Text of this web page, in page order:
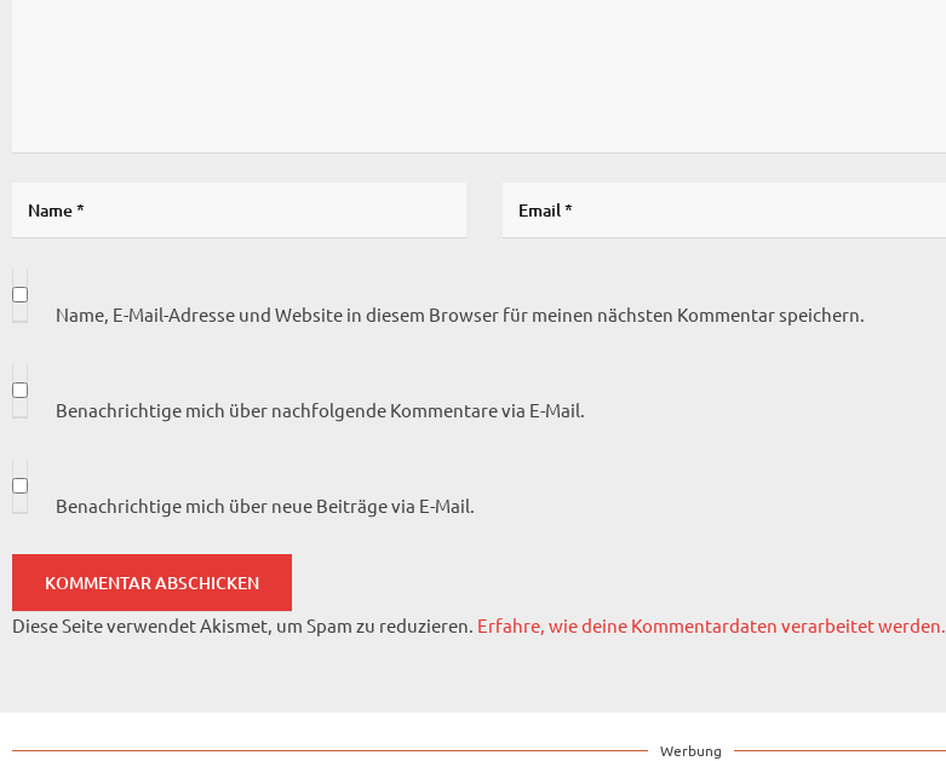
Name, E-Mail-Adresse und Website in diesem Browser für meinen nächsten Kommentar speichern.
Benachrichtige mich über nachfolgende Kommentare via E-Mail.
Benachrichtige mich über neue Beiträge via E-Mail.
Diese Seite verwendet Akismet, um Spam zu reduzieren. Erfahre, wie deine Kommentardaten verarbeitet werden.
Werbung